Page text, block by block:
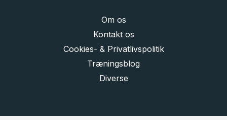
Om os
Kontakt os
Cookies- & Privatlivspolitik
Træningsblog
Diverse